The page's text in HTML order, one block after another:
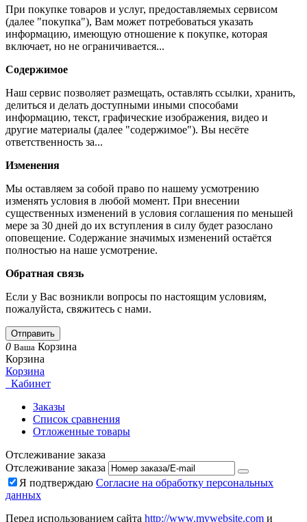
При покупке товаров и услуг, предоставляемых сервисом
(далее "покупка"), Вам может потребоваться указать
информацию, имеющую отношение к покупке, которая
включает, но не ограничивается...
Содержимое
Наш сервис позволяет размещать, оставлять ссылки, хранить,
делиться и делать доступными иными способами
информацию, текст, графические изображения, видео и
другие материалы (далее "содержимое"). Вы несёте
ответственность за...
Изменения
Мы оставляем за собой право по нашему усмотрению
изменять условия в любой момент. При внесении
существенных изменений в условия соглашения по меньшей
мере за 30 дней до их вступления в силу будет разослано
оповещение. Содержание значимых изменений остаётся
полностью на наше усмотрение.
Обратная связь
Если у Вас возникли вопросы по настоящим условиям,
пожалуйста, свяжитесь с нами.
Отправить
0 Ваша Корзина
Корзина
Корзина
Кабинет
Заказы
Список сравнения
Отложенные товары
Отслеживание заказа
Отслеживание заказа
Я подтверждаю Согласие на обработку персональных
данных
Перед использованием сайта http://www.mywebsite.com и